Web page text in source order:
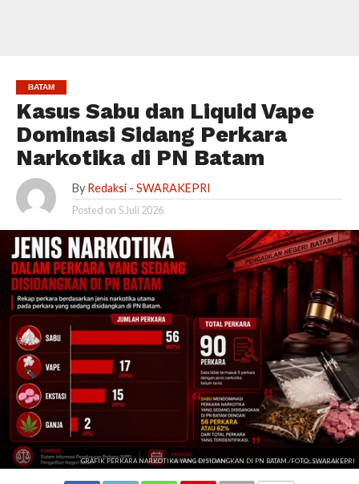
BATAM
Kasus Sabu dan Liquid Vape
Dominasi Sidang Perkara
Narkotika di PN Batam
By Redaksi - SWARAKEPRI
Posted on 5 Juli 2026
GRAFIK PERKARA NARKOTIKA YANG DISIDANGKAN DI PN BATAM./FOTO: SWARAKEPRI